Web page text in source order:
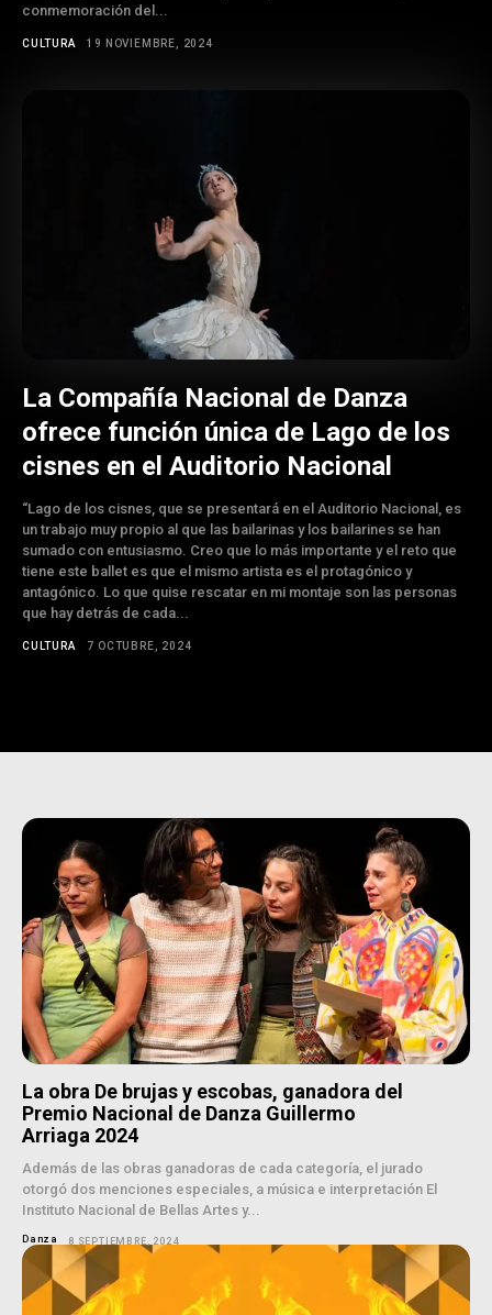
conmemoración del...
CULTURA 19 NOVIEMBRE, 2024
La Compañía Nacional de Danza
ofrece función única de Lago de los
cisnes en el Auditorio Nacional
“Lago de los cisnes, que se presentará en el Auditorio Nacional, es
un trabajo muy propio al que las bailarinas y los bailarines se han
sumado con entusiasmo. Creo que lo más importante y el reto que
tiene este ballet es que el mismo artista es el protagónico y
antagónico. Lo que quise rescatar en mi montaje son las personas
que hay detrás de cada...
CULTURA 7 OCTUBRE, 2024
La obra De brujas y escobas, ganadora del
Premio Nacional de Danza Guillermo
Arriaga 2024
Además de las obras ganadoras de cada categoría, el jurado
otorgó dos menciones especiales, a música e interpretación El
Instituto Nacional de Bellas Artes y...
Danza 8 SEPTIEMBRE, 2024